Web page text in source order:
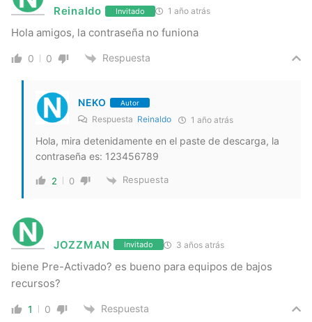
Reinaldo Invitado 1 año atrás
Hola amigos, la contraseña no funiona
0 0 Respuesta
NEKO Autor
Respuesta Reinaldo 1 año atrás
Hola, mira detenidamente en el paste de descarga, la
contraseña es: 123456789
2 0 Respuesta
JOZZMAN Invitado 3 años atrás
biene Pre-Activado? es bueno para equipos de bajos
recursos?
1 0 Respuesta